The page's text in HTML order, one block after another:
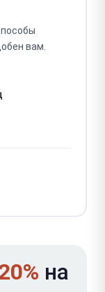
вам.
на